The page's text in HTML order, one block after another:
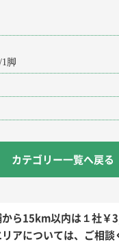
/1脚
カテゴリー一覧へ戻る
ら15km以内は１社￥
アについては、ご相談